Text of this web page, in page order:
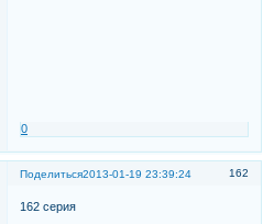
0
Поделиться 162
2013-01-19 23:39:24
162 серия